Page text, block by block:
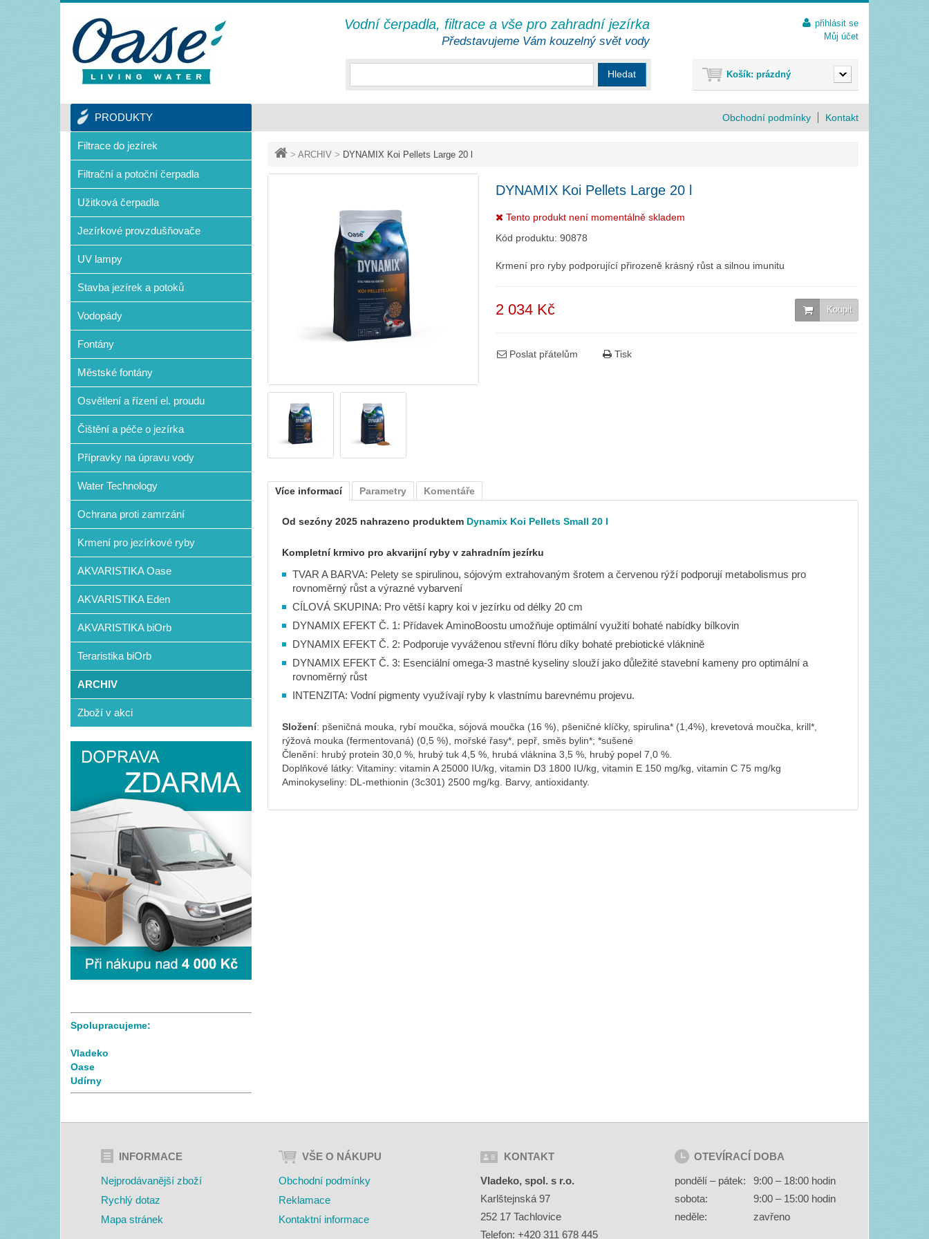
> ARCHIV > DYNAMIX Koi Pellets Large 20 l
DYNAMIX Koi Pellets Large 20 l
Tento produkt není momentálně skladem
Kód produktu: 90878
Krmení pro ryby podporující přirozeně krásný růst a silnou imunitu
2 034 Kč Koupit
Poslat přátelům Tisk
Více informací Parametry Komentáře
Od sezóny 2025 nahrazeno produktem Dynamix Koi Pellets Small 20 l
Kompletní krmivo pro akvarijní ryby v zahradním jezírku
TVAR A BARVA: Pelety se spirulinou, sójovým extrahovaným šrotem a červenou rýží podporují metabolismus pro
rovnoměrný růst a výrazné vybarvení
CÍLOVÁ SKUPINA: Pro větší kapry koi v jezírku od délky 20 cm
DYNAMIX EFEKT Č. 1: Přídavek AminoBoostu umožňuje optimální využití bohaté nabídky bílkovin
DYNAMIX EFEKT Č. 2: Podporuje vyváženou střevní flóru díky bohaté prebiotické vláknině
DYNAMIX EFEKT Č. 3: Esenciální omega-3 mastné kyseliny slouží jako důležité stavební kameny pro optimální a
rovnoměrný růst
INTENZITA: Vodní pigmenty využívají ryby k vlastnímu barevnému projevu.
Složení: pšeničná mouka, rybí moučka, sójová moučka (16 %), pšeničné klíčky, spirulina* (1,4%), krevetová moučka, krill*,
rýžová mouka (fermentovaná) (0,5 %), mořské řasy*, pepř, směs bylin*; *sušené
Členění: hrubý protein 30,0 %, hrubý tuk 4,5 %, hrubá vláknina 3,5 %, hrubý popel 7,0 %.
Doplňkové látky: Vitaminy: vitamin A 25000 IU/kg, vitamin D3 1800 IU/kg, vitamin E 150 mg/kg, vitamin C 75 mg/kg
Aminokyseliny: DL-methionin (3c301) 2500 mg/kg. Barvy, antioxidanty.
PRODUKTY
Filtrace do jezírek
Filtrační a potoční čerpadla
Užitková čerpadla
Jezírkové provzdušňovače
UV lampy
Stavba jezírek a potoků
Vodopády
Fontány
Městské fontány
Osvětlení a řízení el. proudu
Čištění a péče o jezírka
Přípravky na úpravu vody
Water Technology
Ochrana proti zamrzání
Krmení pro jezírkové ryby
AKVARISTIKA Oase
AKVARISTIKA Eden
AKVARISTIKA biOrb
Teraristika biOrb
ARCHIV
Zboží v akci
Spolupracujeme:
Vladeko
Oase
Udírny
Obchodní podmínky Kontakt
Hledat
přihlásit se
Můj účet
Košík: prázdný
Vodní čerpadla, filtrace a vše pro zahradní jezírka
Představujeme Vám kouzelný svět vody
INFORMACE
Nejprodávanější zboží
Rychlý dotaz
Mapa stránek
VŠE O NÁKUPU
Obchodní podmínky
Reklamace
Kontaktní informace
KONTAKT
Vladeko, spol. s r.o.
Karlštejnská 97
252 17 Tachlovice
Telefon: +420 311 678 445
OTEVÍRACÍ DOBA
pondělí – pátek:
9:00 – 18:00 hodin
sobota:
9:00 – 15:00 hodin
neděle:
zavřeno